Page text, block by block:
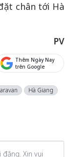
chân tới Hà
PV
Thêm Ngày Nay
trên Google
Hà Giang